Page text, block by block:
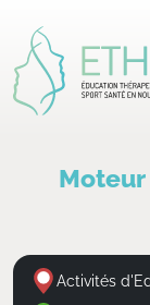
Activités